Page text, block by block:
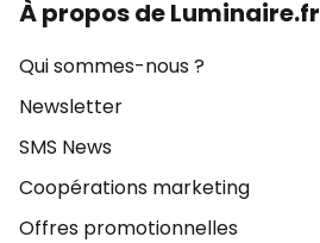
À propos de Luminaire.fr
Qui sommes-nous ?
Newsletter
SMS News
Coopérations marketing
Offres promotionnelles